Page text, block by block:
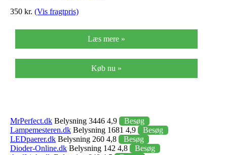
350 kr. (Vis fragtpris)
Læs mere »
Køb nu »
MrPerfect.dk Belysning 3446 4,9
Besøg
Lampemesteren.dk Belysning 1681 4,9
Besøg
LEDpaerer.dk Belysning 260 4,8
Besøg
Dioder-Online.dk Belysning 142 4,8
Besøg